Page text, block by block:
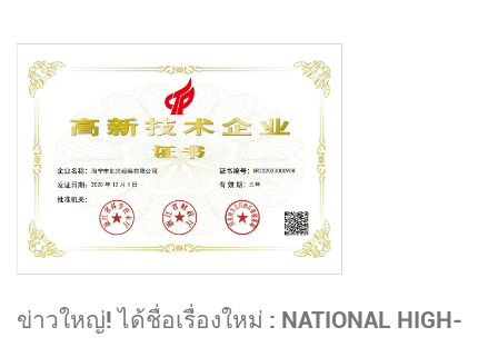
ข่าวใหญ่! ได้ชื่อเรื่องใหม่ : NATIONAL HIGH-